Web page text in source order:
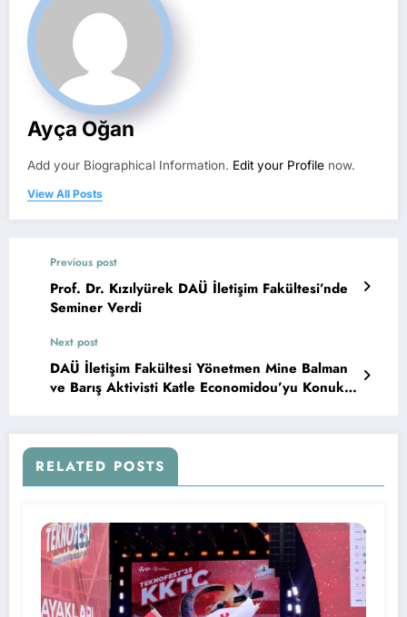
Ayça Oğan
Add your Biographical Information. Edit your Profile now.
View All Posts
Previous post
Prof. Dr. Kızılyürek DAÜ İletişim Fakültesi’nde
Seminer Verdi
Next post
DAÜ İletişim Fakültesi Yönetmen Mine Balman
ve Barış Aktivisti Katle Economidou’yu Konuk
RELATED POSTS